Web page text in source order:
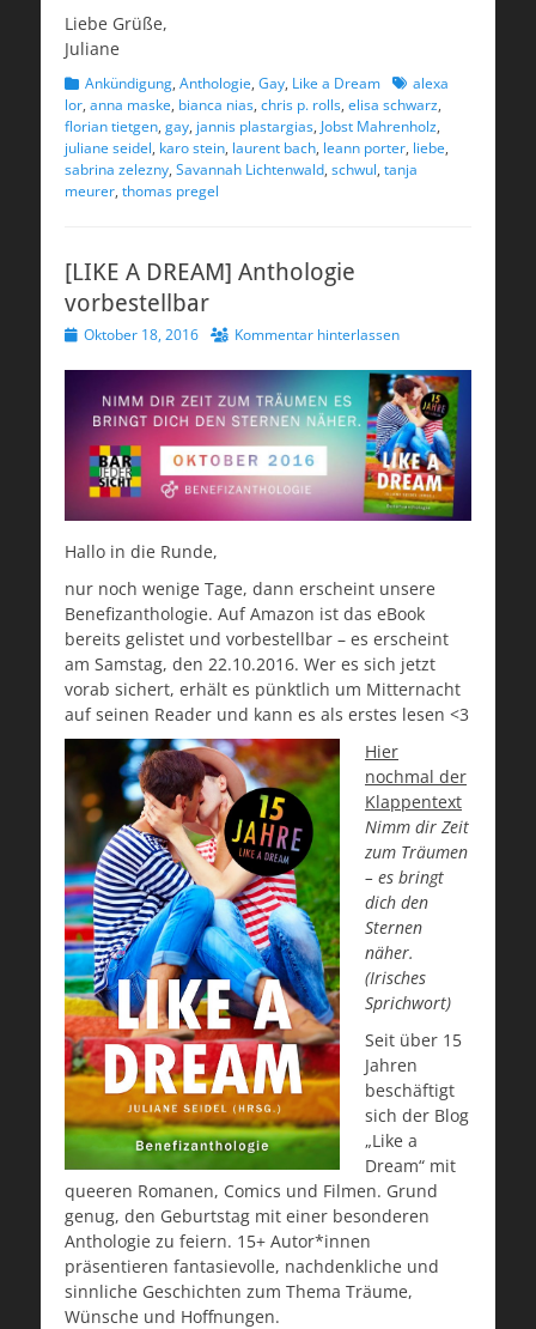
Liebe Grüße,
Juliane
Kategorien
Ankündigung, Anthologie, Gay, Like a Dream Schlagworte
alexa
lor, anna maske, bianca nias, chris p. rolls, elisa schwarz,
florian tietgen, gay, jannis plastargias, Jobst Mahrenholz,
juliane seidel, karo stein, laurent bach, leann porter, liebe,
sabrina zelezny, Savannah Lichtenwald, schwul, tanja
meurer, thomas pregel
[LIKE A DREAM] Anthologie
vorbestellbar
Veröffentlicht
Oktober 18, 2016 Kommentar hinterlassen
Hallo in die Runde,
nur noch wenige Tage, dann erscheint unsere
Benefizanthologie. Auf Amazon ist das eBook
bereits gelistet und vorbestellbar – es erscheint
am Samstag, den 22.10.2016. Wer es sich jetzt
vorab sichert, erhält es pünktlich um Mitternacht
auf seinen Reader und kann es als erstes lesen <3
Hier
nochmal der
Klappentext
Nimm dir Zeit
zum Träumen
– es bringt
dich den
Sternen
näher.
(Irisches
Sprichwort)
Seit über 15
Jahren
beschäftigt
sich der Blog
„Like a
Dream“ mit
queeren Romanen, Comics und Filmen. Grund
genug, den Geburtstag mit einer besonderen
Anthologie zu feiern. 15+ Autor*innen
präsentieren fantasievolle, nachdenkliche und
sinnliche Geschichten zum Thema Träume,
Wünsche und Hoffnungen.